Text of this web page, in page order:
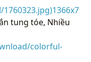
tung tóe, Nhiều
colorful-